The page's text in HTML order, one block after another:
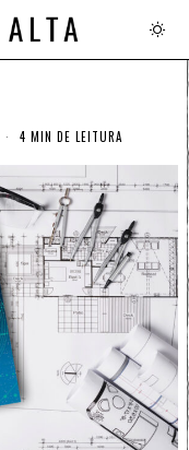
4 MIN DE LEITURA